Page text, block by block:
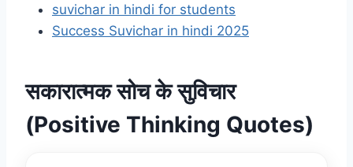
suvichar in hindi for students
Success Suvichar in hindi 2025
सकारात्मक सोच के सुविचार
(Positive Thinking Quotes)